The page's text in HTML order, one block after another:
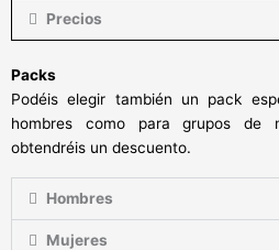
Precios
Packs
Podéis elegir también un pack
hombres como para grupos de
obtendréis un descuento.
Hombres
Mujeres